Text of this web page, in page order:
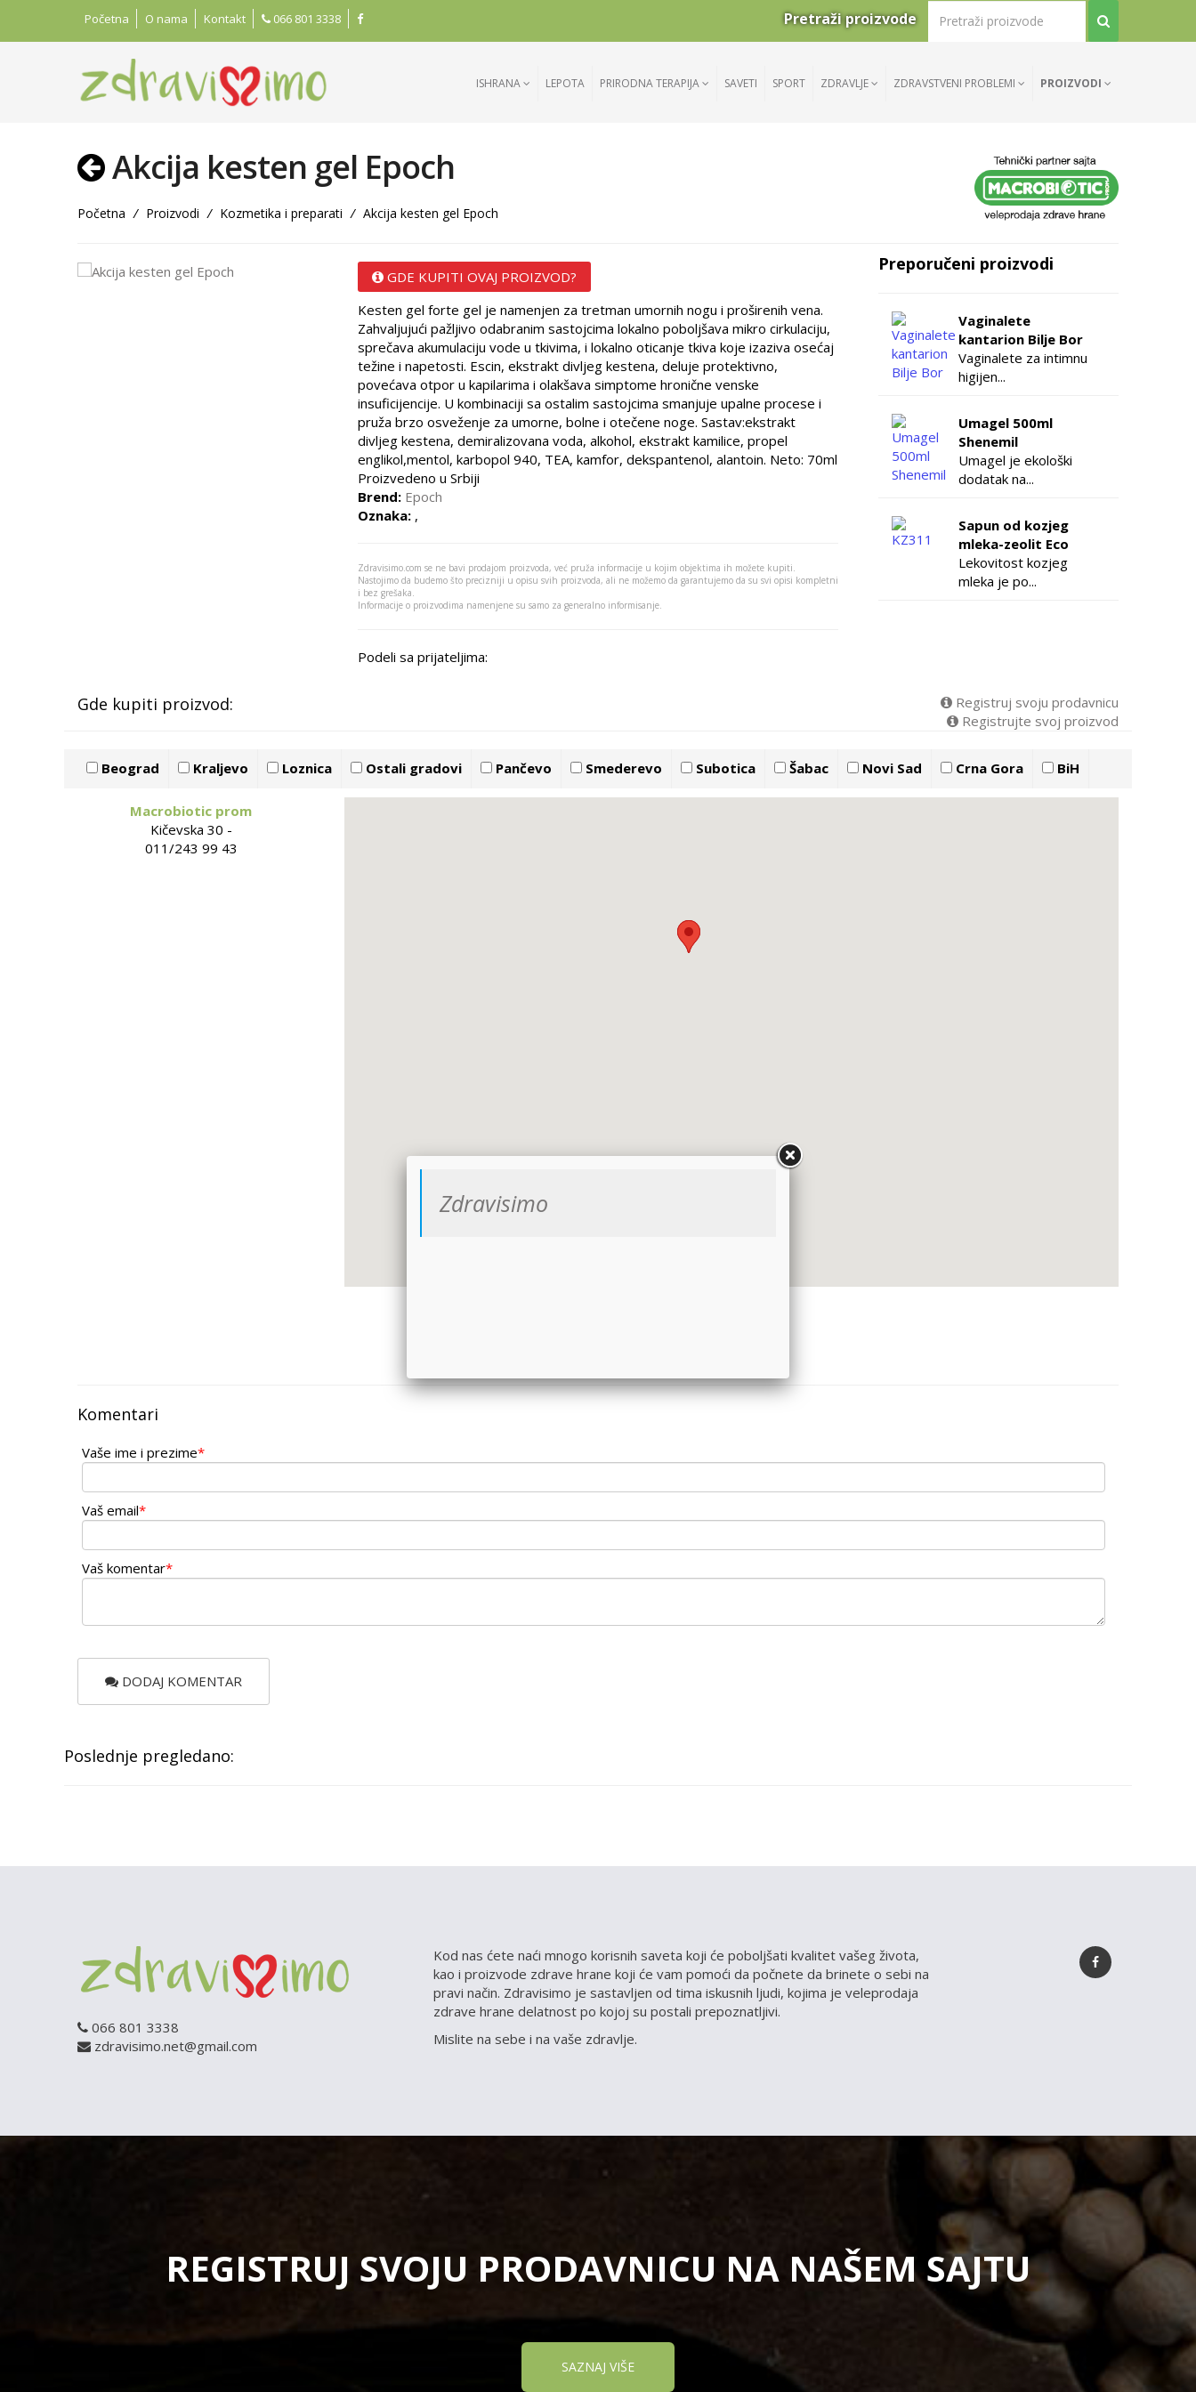
Početna O nama Kontakt 066 801 3338 Pretraži proizvode
ISHRANA LEPOTA PRIRODNA TERAPIJA SAVETI SPORT ZDRAVLJE ZDRAVSTVENI PROBLEMI PROIZVODI
Akcija kesten gel Epoch
Početna / Proizvodi / Kozmetika i preparati / Akcija kesten gel Epoch
GDE KUPITI OVAJ PROIZVOD?
Kesten gel forte gel je namenjen za tretman umornih nogu i proširenih vena.
Zahvaljujući pažljivo odabranim sastojcima lokalno poboljšava mikro cirkulaciju,
sprečava akumulaciju vode u tkivima, i lokalno oticanje tkiva koje izaziva osećaj
težine i napetosti. Escin, ekstrakt divljeg kestena, deluje protektivno,
povećava otpor u kapilarima i olakšava simptome hronične venske
insuficijencije. U kombinaciji sa ostalim sastojcima smanjuje upalne procese i
pruža brzo osveženje za umorne, bolne i otečene noge. Sastav:ekstrakt
divljeg kestena, demiralizovana voda, alkohol, ekstrakt kamilice, propel
englikol,mentol, karbopol 940, TEA, kamfor, dekspantenol, alantoin. Neto: 70ml
Proizvedeno u Srbiji
Brend: Epoch
Oznaka: ,
Zdravisimo.com se ne bavi prodajom proizvoda, već pruža informacije u kojim objektima ih možete kupiti.
Nastojimo da budemo što precizniji u opisu svih proizvoda, ali ne možemo da garantujemo da su svi opisi kompletni
i bez grešaka.
Informacije o proizvodima namenjene su samo za generalno informisanje.
Podeli sa prijateljima:
Preporučeni proizvodi
Vaginalete
kantarion Bilje Bor
Vaginalete za intimnu
higijen...
Umagel 500ml
Shenemil
Umagel je ekološki
dodatak na...
Sapun od kozjeg
mleka-zeolit Eco
Lekovitost kozjeg
mleka je po...
Gde kupiti proizvod:
Registruj svoju prodavnicu
Registrujte svoj proizvod
Beograd Kraljevo Loznica Ostali gradovi Pančevo Smederevo Subotica Šabac Novi Sad Crna Gora BiH
Macrobiotic prom
Kičevska 30 -
011/243 99 43
Komentari
Vaše ime i prezime*
Vaš email*
Vaš komentar*
DODAJ KOMENTAR
Poslednje pregledano:
066 801 3338
zdravisimo.net@gmail.com
Kod nas ćete naći mnogo korisnih saveta koji će poboljšati kvalitet vašeg života,
kao i proizvode zdrave hrane koji će vam pomoći da počnete da brinete o sebi na
pravi način. Zdravisimo je sastavljen od tima iskusnih ljudi, kojima je veleprodaja
zdrave hrane delatnost po kojoj su postali prepoznatljivi.
Mislite na sebe i na vaše zdravlje.
REGISTRUJ SVOJU PRODAVNICU NA NAŠEM SAJTU
SAZNAJ VIŠE
Zdravisimo